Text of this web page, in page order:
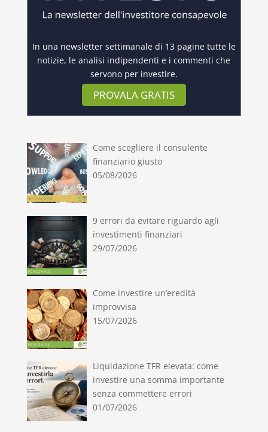
In una newsletter settimanale di 13 pagine tutte le
notizie, le analisi indipendenti e i commenti che
servono per investire.
PROVALA GRATIS
Come scegliere il consulente
finanziario giusto
05/08/2026
9 errori da evitare riguardo agli
investimenti finanziari
29/07/2026
Come investire un’eredità
improvvisa
15/07/2026
Liquidazione TFR elevata: come
investire una somma importante
senza commettere errori
01/07/2026